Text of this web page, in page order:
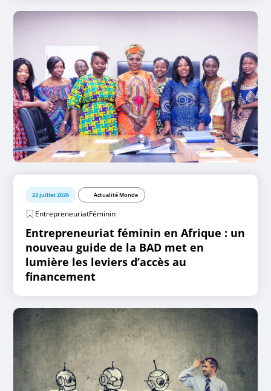
22 juillet 2026 Actualité Monde
EntrepreneuriatFéminin
Entrepreneuriat féminin en Afrique : un
nouveau guide de la BAD met en
lumière les leviers d’accès au
financement